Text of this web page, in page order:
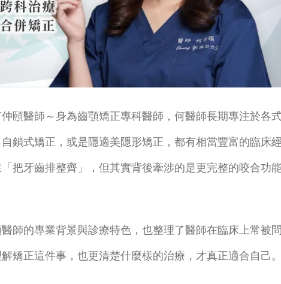
頤醫師～身為齒顎矯正專科醫師，何醫師長期專注於各
鎖式矯正，或是隱適美隱形矯正，都有相當豐富的臨床
把牙齒排整齊」，但其實背後牽涉的是更完整的咬合功
師的專業背景與診療特色，也整理了醫師在臨床上常被
矯正這件事，也更清楚什麼樣的治療，才真正適合自己。